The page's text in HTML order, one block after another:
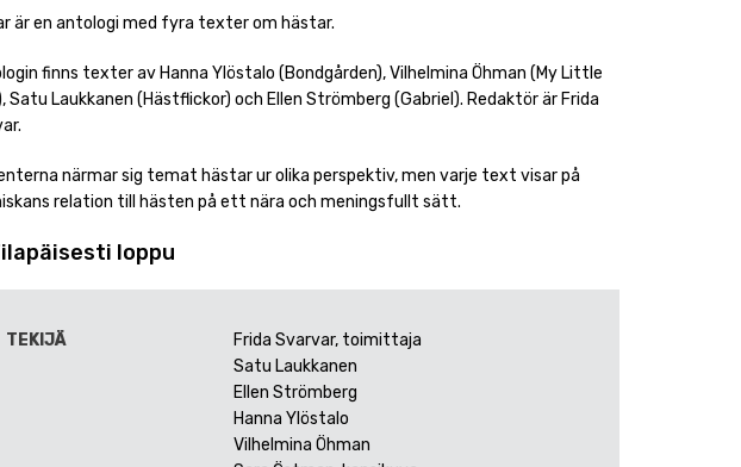
är en antologi med fyra texter om hästar.
finns texter av Hanna Ylöstalo (Bondgården), Vilhelmina Öhman (My Little
Satu Laukkanen (Hästflickor) och Ellen Strömberg (Gabriel). Redaktör är Frida
närmar sig temat hästar ur olika perspektiv, men varje text visar på
relation till hästen på ett nära och meningsfullt sätt.
loppu
TEKIJÄ
Frida Svarvar, toimittaja
Satu Laukkanen
Ellen Strömberg
Hanna Ylöstalo
Vilhelmina Öhman